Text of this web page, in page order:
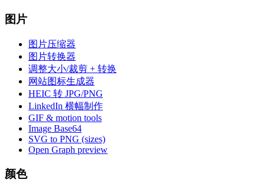
图片
图片压缩器
图片转换器
调整大小/裁剪 + 转换
网站图标生成器
HEIC 转 JPG/PNG
LinkedIn 横幅制作
GIF & motion tools
Image Base64
SVG to PNG (sizes)
Open Graph preview
颜色